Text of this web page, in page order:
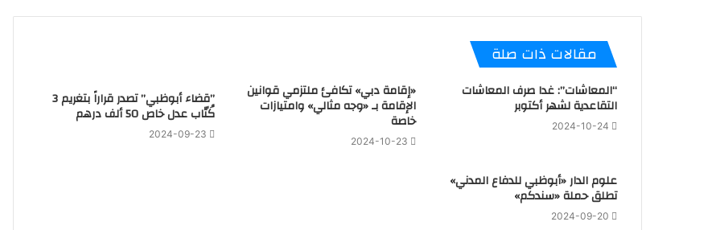
مقالات ذات صلة
“المعاشات”: غدا صرف المعاشات
التقاعدية لشهر أكتوبر
2024-10-24
«إقامة دبي» تكافئ ملتزمي قوانين
الإقامة بـ «وجه مثالي» وامتيازات
خاصة
2024-10-23
‏”قضاء أبوظبي” تصدر قراراً بتغريم 3
كُتّاب عدل خاص 50 ألف درهم
2024-09-23
علوم الدار «أبوظبي للدفاع المدني»
تطلق حملة «سندكم»
2024-09-20